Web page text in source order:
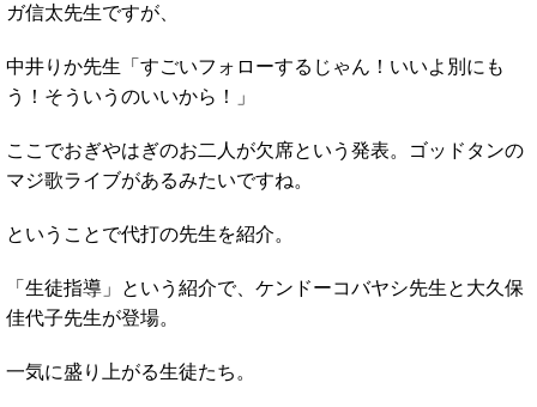
ガ信太先生ですが、
中井りか先生「すごいフォローするじゃん！いいよ別にも
う！そういうのいいから！」
ここでおぎやはぎのお二人が欠席という発表。ゴッドタンの
マジ歌ライブがあるみたいですね。
ということで代打の先生を紹介。
「生徒指導」という紹介で、ケンドーコバヤシ先生と大久保
佳代子先生が登場。
一気に盛り上がる生徒たち。